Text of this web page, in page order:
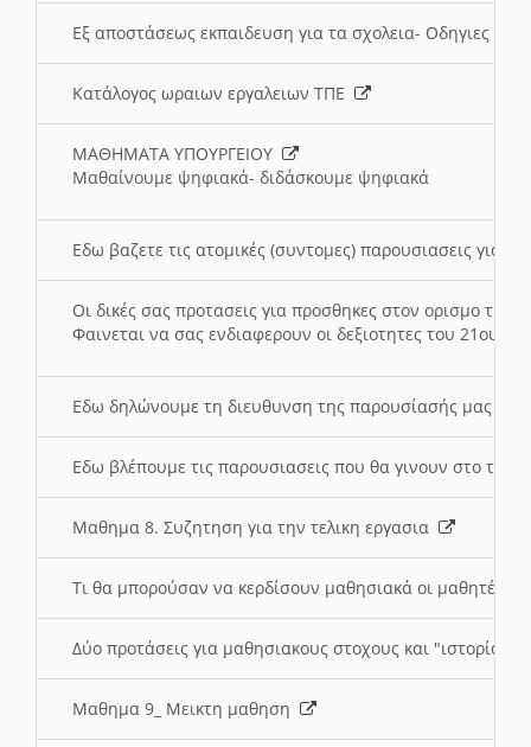
Εξ αποστάσεως εκπαιδευση για τα σχολεια- Οδηγιες
Κατάλογος ωραιων εργαλειων ΤΠΕ
ΜΑΘΗΜΑΤΑ ΥΠΟΥΡΓΕΙΟΥ
Μαθαίνουμε ψηφιακά- διδάσκουμε ψηφιακά
Εδω βαζετε τις ατομικές (συντομες) παρουσιασεις για
Οι δικές σας προτασεις για προσθηκες στον ορισμο
Φαινεται να σας ενδιαφερουν οι δεξιοτητες του 21ου
Εδω δηλώνουμε τη διευθυνση της παρουσίασής μας
Εδω βλέπουμε τις παρουσιασεις που θα γινουν στο
Μαθημα 8. Συζητηση για την τελικη εργασια
Τι θα μπορούσαν να κερδίσουν μαθησιακά οι μαθητές/
Δύο προτάσεις για μαθησιακους στοχους και "ιστορία"
Μαθημα 9_ Μεικτη μαθηση